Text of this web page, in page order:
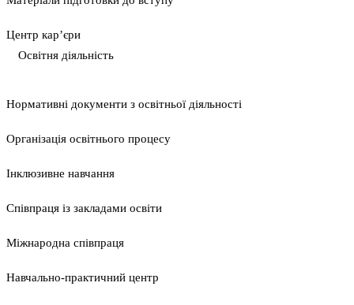
Центр кар’єри
Освітня діяльність
Нормативні документи з освітньої діяльності
Організація освітнього процесу
Інклюзивне навчання
Співпраця із закладами освіти
Міжнародна співпраця
Навчально-практичний центр